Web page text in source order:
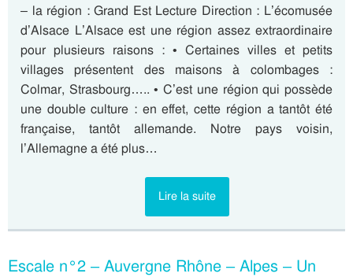
– la région : Grand Est Lecture Direction : L’écomusée
d’Alsace L’Alsace est une région assez extraordinaire
pour plusieurs raisons : • Certaines villes et petits
villages présentent des maisons à colombages :
Colmar, Strasbourg….. • C’est une région qui possède
une double culture : en effet, cette région a tantôt été
française, tantôt allemande. Notre pays voisin,
l’Allemagne a été plus…
Lire la suite
Escale n°2 – Auvergne Rhône – Alpes – Un